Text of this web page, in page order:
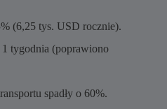
(6,25 tys. USD rocznie).
tygodnia (poprawiono
spadły o 60%.